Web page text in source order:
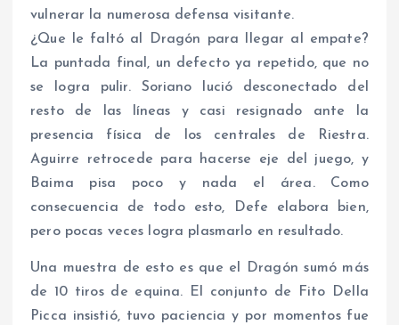
vulnerar la numerosa defensa visitante.
¿Que le faltó al Dragón para llegar al empate?
La puntada final, un defecto ya repetido, que no
se logra pulir. Soriano lució desconectado del
resto de las líneas y casi resignado ante la
presencia física de los centrales de Riestra.
Aguirre retrocede para hacerse eje del juego, y
Baima pisa poco y nada el área. Como
consecuencia de todo esto, Defe elabora bien,
pero pocas veces logra plasmarlo en resultado.
Una muestra de esto es que el Dragón sumó más
de 10 tiros de equina. El conjunto de Fito Della
Picca insistió, tuvo paciencia y por momentos fue